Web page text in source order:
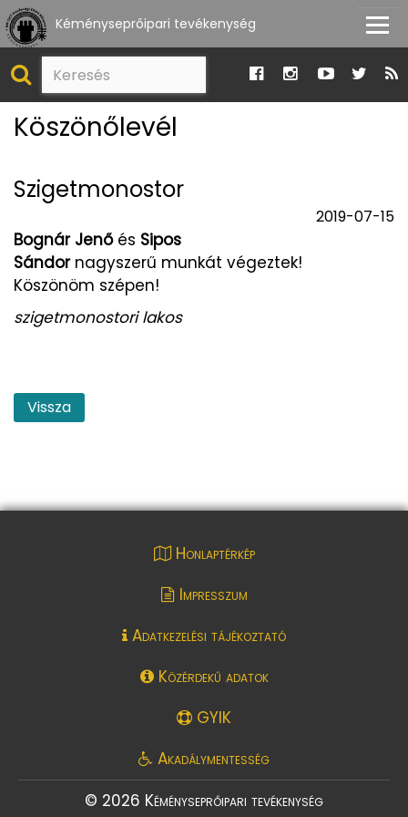
Kéményseprőipari tevékenység
Köszönőlevél
Szigetmonostor
2019-07-15
Bognár Jenő és Sipos
Sándornagyszerű munkát végeztek!
Köszönöm szépen!
szigetmonostori lakos
Vissza
Honlaptérkép
Impresszum
Adatkezelési tájékoztató
Közérdekű adatok
GYIK
Akadálymentesség
© 2026 Kéményseprőipari tevékenység